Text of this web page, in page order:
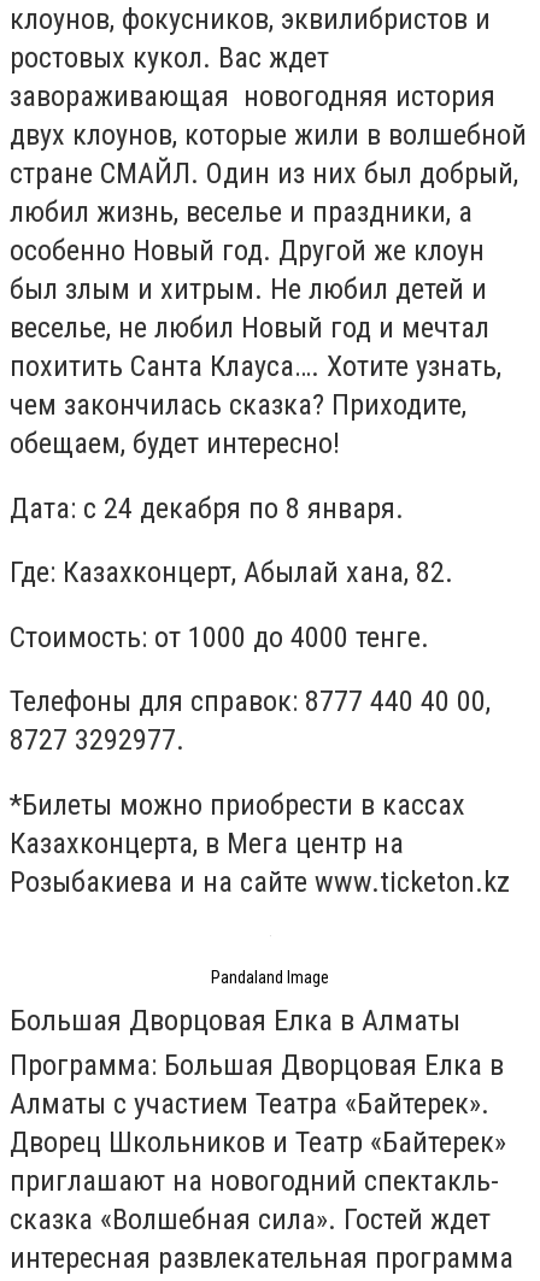
клоунов, фокусников, эквилибристов и
ростовых кукол. Вас ждет
завораживающая новогодняя история
двух клоунов, которые жили в волшебной
стране СМАЙЛ. Один из них был добрый,
любил жизнь, веселье и праздники, а
особенно Новый год. Другой же клоун
был злым и хитрым. Не любил детей и
веселье, не любил Новый год и мечтал
похитить Санта Клауса…. Хотите узнать,
чем закончилась сказка? Приходите,
обещаем, будет интересно!
Дата: с 24 декабря по 8 января.
Где: Казахконцерт, Абылай хана, 82.
Стоимость: от 1000 до 4000 тенге.
Телефоны для справок: 8777 440 40 00,
8727 3292977.
*Билеты можно приобрести в кассах
Казахконцерта, в Мега центр на
Розыбакиева и на сайте www.ticketon.kz
Pandaland Image
Большая Дворцовая Елка в Алматы
Программа: Большая Дворцовая Елка в
Алматы с участием Театра «Байтерек».
Дворец Школьников и Театр «Байтерек»
приглашают на новогодний спектакль-
сказка «Волшебная сила». Гостей ждет
интересная развлекательная программа